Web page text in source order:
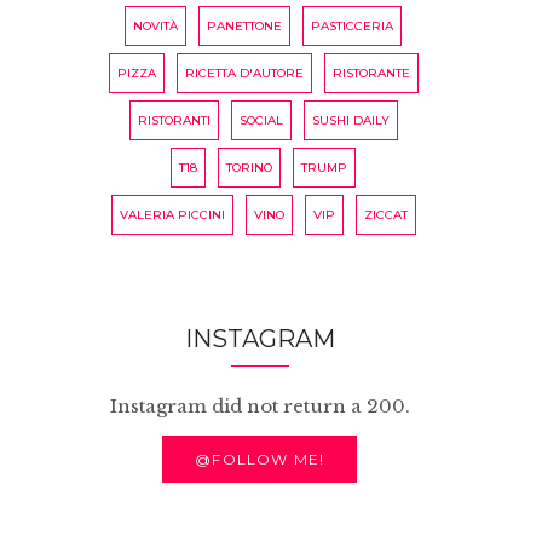
NOVITÀ PANETTONE PASTICCERIA
PIZZA RICETTA D'AUTORE RISTORANTE
RISTORANTI SOCIAL SUSHI DAILY
T18 TORINO TRUMP
VALERIA PICCINI VINO VIP ZICCAT
INSTAGRAM
Instagram did not return a 200.
@FOLLOW ME!